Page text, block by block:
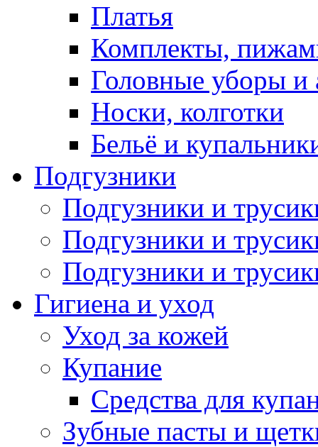
Платья
Комплекты,
Головные уборы и
Носки, колготки
Бельё и
Подгузники
Подгузники и
Подгузники и
Подгузники и
Гигиена и уход
Уход за кожей
Купание
Средства для
Зубные пасты и